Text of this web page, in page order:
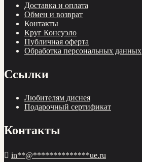
Доставка и оплата
Обмен и возврат
Контакты
Круг Консуэло
Публичная оферта
Обработка персональных данных
Ссылки
Любителям диснея
Подарочный сертификат
Контакты
in**@**************ue.ru